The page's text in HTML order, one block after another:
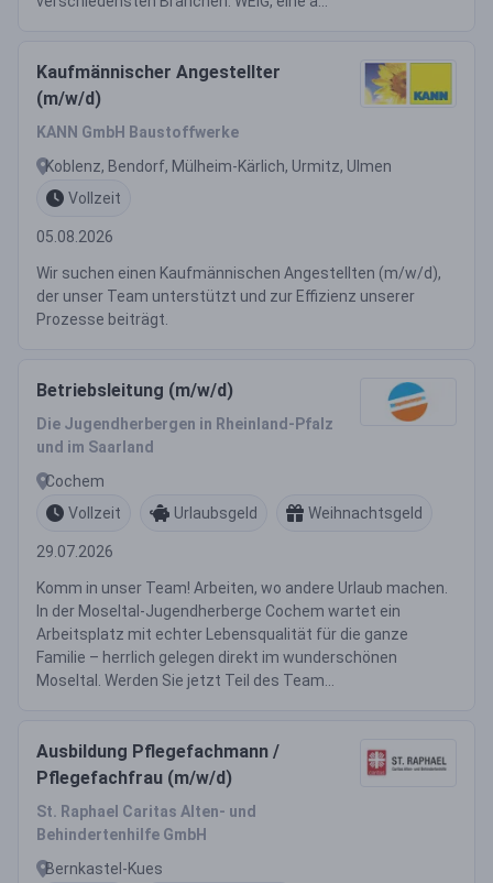
Kaufmännischer Angestellter
(m/w/d)
KANN GmbH Baustoffwerke
Koblenz, Bendorf, Mülheim-Kärlich, Urmitz, Ulmen
Vollzeit
05.08.2026
Wir suchen einen Kaufmännischen Angestellten (m/w/d),
der unser Team unterstützt und zur Effizienz unserer
Prozesse beiträgt.
Betriebsleitung (m/w/d)
Die Jugendherbergen in Rheinland-Pfalz
und im Saarland
Cochem
Vollzeit
Urlaubsgeld Weihnachtsgeld
29.07.2026
Komm in unser Team! Arbeiten, wo andere Urlaub machen.
In der Moseltal-Jugendherberge Cochem wartet ein
Arbeitsplatz mit echter Lebensqualität für die ganze
Familie – herrlich gelegen direkt im wunderschönen
Moseltal. Werden Sie jetzt Teil des Team...
Ausbildung Pflegefachmann /
Pflegefachfrau (m/w/d)
St. Raphael Caritas Alten- und
Behindertenhilfe GmbH
Bernkastel-Kues